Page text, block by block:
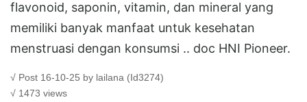
flavonoid, saponin, vitamin, dan mineral yang
memiliki banyak manfaat untuk kesehatan
menstruasi dengan konsumsi .. doc HNI Pioneer.
√ Post 16-10-25 by lailana (Id3274)
√ 1473 views